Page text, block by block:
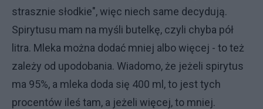
strasznie słodkie", więc niech same decydują.
Spirytusu mam na myśli butelkę, czyli chyba pół
litra. Mleka można dodać mniej albo więcej - to też
zależy od upodobania. Wiadomo, że jeżeli spirytus
ma 95%, a mleka doda się 400 ml, to jest tych
procentów ileś tam, a jeżeli więcej, to mniej.